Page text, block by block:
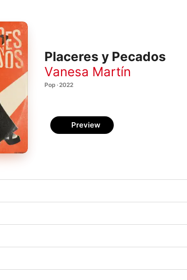
Placeres y Pecados
Vanesa Martín
Pop · 2022
Preview